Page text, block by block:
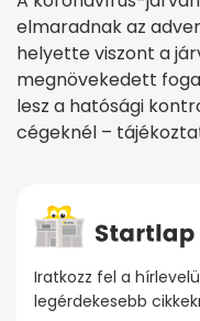
elmaradnak az
helyette viszont a
megnövekedett
lesz a hatósági
cégeknél –
Iratkozz fel a
legérdekesebb